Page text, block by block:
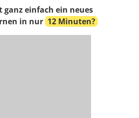
ganz einfach ein neues
in nur 12 Minuten?